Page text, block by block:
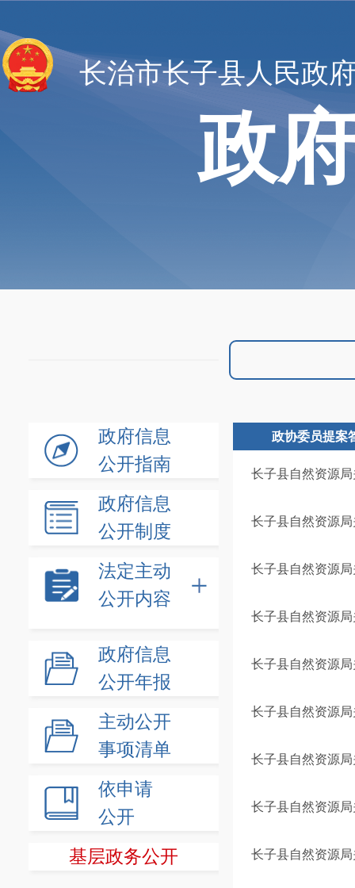
长治市长子县人民政
政
政府信息
公开指南
政府信息
公开制度
法定主动
公开内容
政府信息
公开年报
主动公开
事项清单
依申请
公开
基层政务公开
政协委员提案
长子县自然资源
长子县自然资源
长子县自然资源
长子县自然资源
长子县自然资源
长子县自然资源
长子县自然资源
长子县自然资源
长子县自然资源